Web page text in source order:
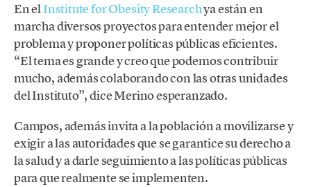
En elInstitute for Obesity Researchya están en
marcha diversos proyectos para entender mejor el
problema y proponer políticas públicas eficientes.
“El tema es grande y creo que podemos contribuir
mucho, además colaborando con las otras unidades
del Instituto”, dice Merino esperanzado.
Campos, además invita a la población a movilizarse y
exigir a las autoridades que se garantice su derecho a
la salud y a darle seguimiento a las políticas públicas
para que realmente se implementen.